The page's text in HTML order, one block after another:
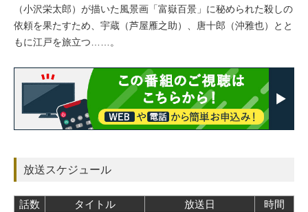
（小沢栄太郎）が描いた風景画「富嶽百景」に秘められた殺しの
依頼を果たすため、宇蔵（芦屋雁之助）、唐十郎（沖雅也）とと
もに江戸を旅立つ……。
放送スケジュール
話数 タイトル 放送日 時間